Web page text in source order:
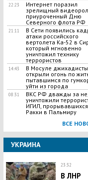
22:23
Интернет поразил
зрелищный
приуроченный Дню
Северного флота РФ
21:11
В Сети появились
атаки российского
вертолета Ка-52 в
который мгновенно
уничтожил технику
террористов
14:43
В Мосуле джихадисты
открыли огонь по
пытавшимся по
уйти из города
08:31
ВКС РФ дважды за
уничтожили
ИГИЛ,
Ракки в Пальмиру
ВСЕ
УКРАИНА
23:32
В ЛНР